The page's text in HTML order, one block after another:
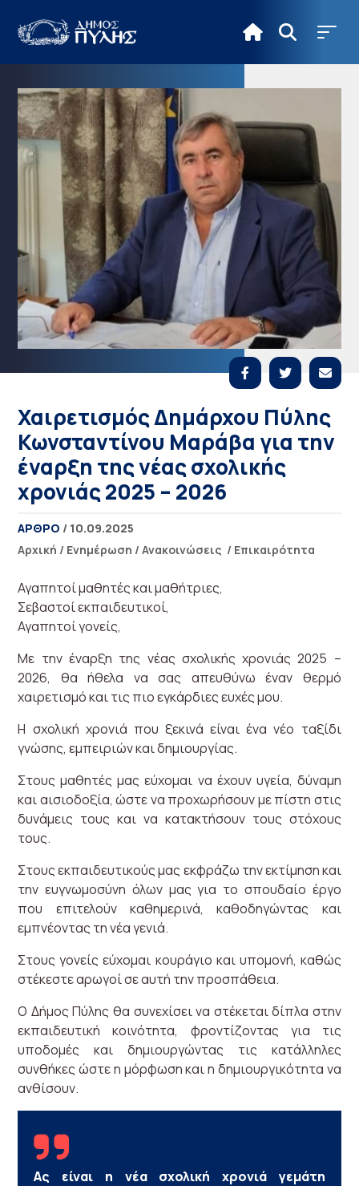
Χαιρετισμός Δημάρχου Πύλης
Κωνσταντίνου Μαράβα για την
έναρξη της νέας σχολικής
χρονιάς 2025 – 2026
ΑΡΘΡΟ / 10.09.2025
Αρχική / Ενημέρωση /Ανακοινώσεις / Επικαιρότητα
Αγαπητοί μαθητές και μαθήτριες,
Σεβαστοί εκπαιδευτικοί,
Αγαπητοί γονείς,
Με την έναρξη της νέας σχολικής χρονιάς 2025 –
2026, θα ήθελα να σας απευθύνω έναν θερμό
χαιρετισμό και τις πιο εγκάρδιες ευχές μου.
Η σχολική χρονιά που ξεκινά είναι ένα νέο ταξίδι
γνώσης, εμπειριών και δημιουργίας.
Στους μαθητές μας εύχομαι να έχουν υγεία, δύναμη
και αισιοδοξία, ώστε να προχωρήσουν με πίστη στις
δυνάμεις τους και να κατακτήσουν τους στόχους
τους.
Στους εκπαιδευτικούς μας εκφράζω την εκτίμηση και
την ευγνωμοσύνη όλων μας για το σπουδαίο έργο
που επιτελούν καθημερινά, καθοδηγώντας και
εμπνέοντας τη νέα γενιά.
Στους γονείς εύχομαι κουράγιο και υπομονή, καθώς
στέκεστε αρωγοί σε αυτή την προσπάθεια.
Ο Δήμος Πύλης θα συνεχίσει να στέκεται δίπλα στην
εκπαιδευτική κοινότητα, φροντίζοντας για τις
υποδομές και δημιουργώντας τις κατάλληλες
συνθήκες ώστε η μόρφωση και η δημιουργικότητα να
ανθίσουν.
Ας είναι η νέα σχολική χρονιά γεμάτη